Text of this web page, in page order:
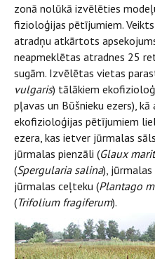
zonā nolūkā izvēlēties
fizioloģijas pētījumiem.
atradņu atkārtots
neapmeklētas atradnes 25
sugām. Izvēlētas vietas
vulgaris) tālākiem
pļavas un Būšnieku ezers),
ekofizioloģijas pētījumiem
ezera, kas ietver jūrmalas
jūrmalas pienzāli (Glaux
(Spergularia salina),
jūrmalas ceļteku (Plantago
(Trifolium fragiferum).